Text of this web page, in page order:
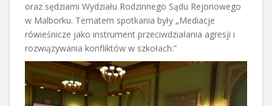
oraz sędziami Wydziału Rodzinnego Sądu Rejonowego
w Malborku. Tematem spotkania były „Mediacje
rówieśnicze jako instrument przeciwdziałania agresji i
rozwiązywania konfliktów w szkołach.”